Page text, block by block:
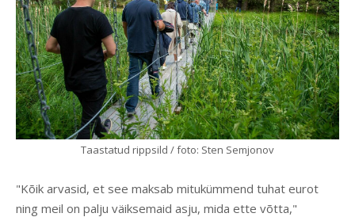
Taastatud rippsild / foto: Sten Semjonov
"Kõik arvasid, et see maksab mitukümmend tuhat eurot
ning meil on palju väiksemaid asju, mida ette võtta,"